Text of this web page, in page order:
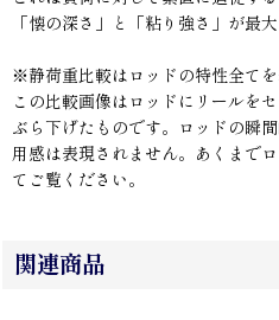
「懐の深さ」と「粘り強さ」が最
※静荷重比較はロッドの特性全てを
この比較画像はロッドにリールを
ぶら下げたものです。ロッドの瞬
用感は表現されません。あくまで
てご覧ください。
関連商品